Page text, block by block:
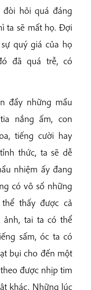
hỏi quá đáng
ta sẽ mất họ. Đợi
quý giá của họ
đã quá trễ, có
đầy những mầu
nắng ấm, con
tiếng cười hay
thức, ta sẽ dễ
nhiệm ấy đang
có vô số những
thấy được cả
ảnh, tai ta có thể
sấm, óc ta có
bụi cho đến một
được nhịp tim
khác. Những lúc